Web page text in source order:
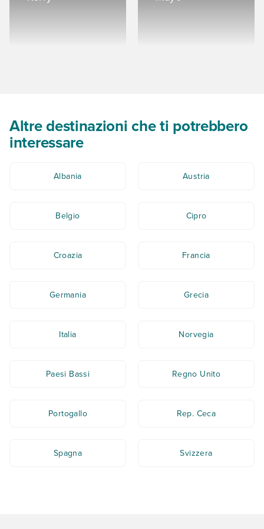
Altre destinazioni che ti potrebbero
interessare
Albania Austria
Belgio Cipro
Croazia Francia
Germania Grecia
Italia Norvegia
Paesi Bassi Regno Unito
Portogallo Rep. Ceca
Spagna Svizzera